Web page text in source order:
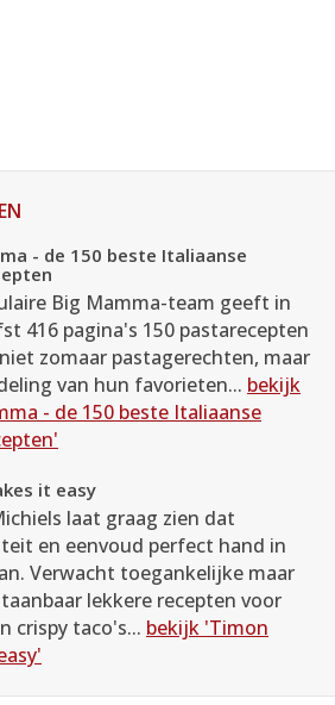
- de 150 beste Italiaanse
Big Mamma-team geeft in
416 pagina's 150 pastarecepten
zomaar pastagerechten, maar
van hun favorieten... bekijk
- de 150 beste Italiaanse
it easy
laat graag zien dat
en eenvoud perfect hand in
Verwacht toegankelijke maar
lekkere recepten voor
crispy taco's... bekijk 'Timon